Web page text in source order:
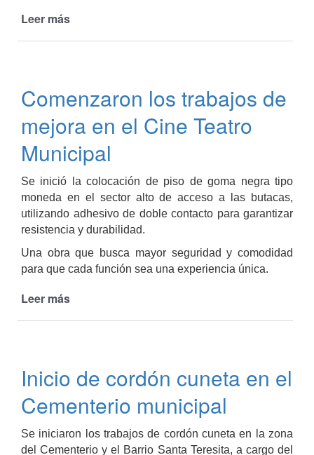
Leer más
cisterna
de
la
potabilizadora
de
la
Banda
de
Arriba
Comenzaron los trabajos de
mejora en el Cine Teatro
Municipal
Se inició la colocación de piso de goma negra tipo
moneda en el sector alto de acceso a las butacas,
utilizando adhesivo de doble contacto para garantizar
resistencia y durabilidad.
Una obra que busca mayor seguridad y comodidad
para que cada función sea una experiencia única.
Leer más
mejora
en
el
Teatro
Inicio de cordón cuneta en el
Cementerio municipal
Se iniciaron los trabajos de cordón cuneta en la zona
del Cementerio y el Barrio Santa Teresita, a cargo del